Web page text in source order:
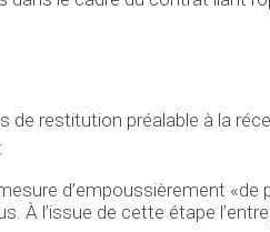
de restitution préalable à la
d’empoussièrement «de
À l’issue de cette étape